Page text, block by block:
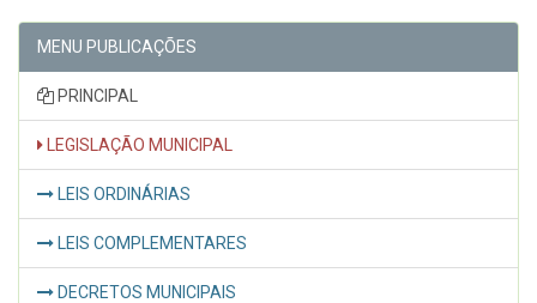
MENU PUBLICAÇÕES
PRINCIPAL
LEGISLAÇÃO MUNICIPAL
LEIS ORDINÁRIAS
LEIS COMPLEMENTARES
DECRETOS MUNICIPAIS